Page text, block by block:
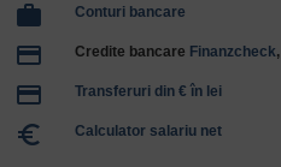
work Conturi bancare
payment Credite bancare Finanzcheck,
payment Transferuri din € în lei
euro_symbol Calculator salariu net